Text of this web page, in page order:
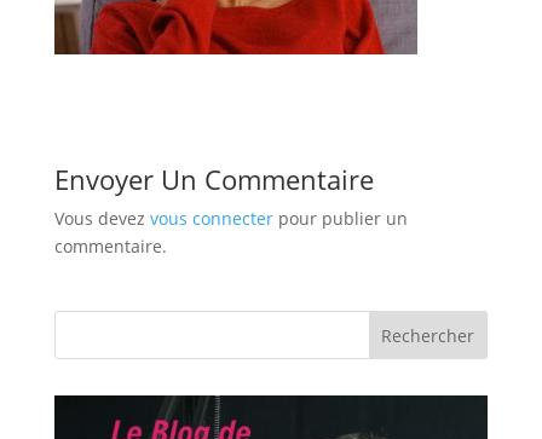
Envoyer Un Commentaire
Vous devez vous connecterpour publier un
commentaire.